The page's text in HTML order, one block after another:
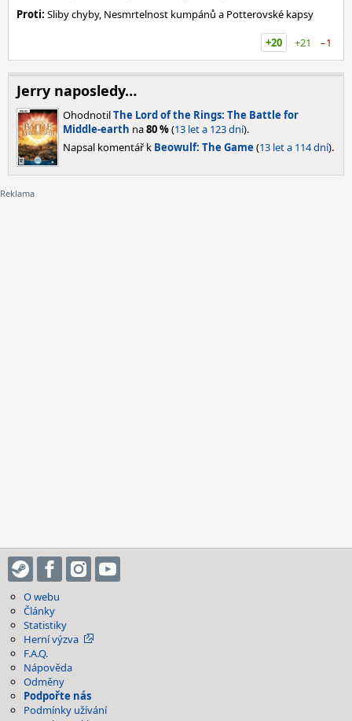
Proti: Sliby chyby, Nesmrtelnost kumpánů a Potterovské kapsy
+20
+21 −1
Jerry naposledy…
OhodnotilThe Lord of the Rings: The Battle for
Middle-earth na80 %(13 let a 123 dní).
Napsal komentář k Beowulf: The Game (13 let a 114 dní).
O webu
Články
Statistiky
Herní výzva
F.A.Q.
Nápověda
Odměny
Podpořte nás
Podmínky užívání